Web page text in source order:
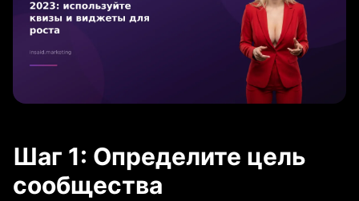
Шаг 1: Определите цель
сообщества